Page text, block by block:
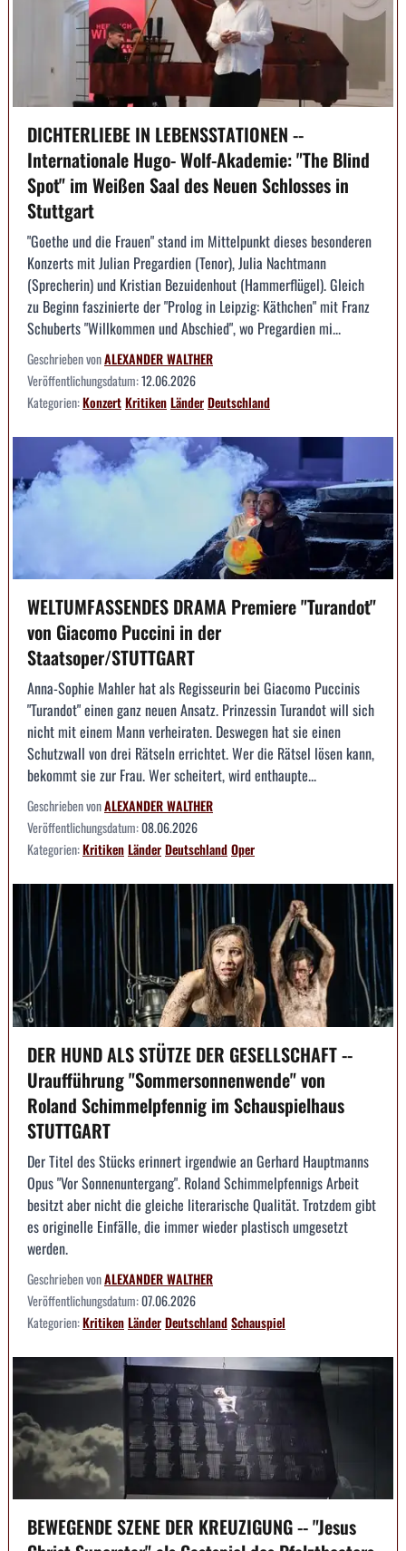
DICHTERLIEBE IN LEBENSSTATIONEN --
Internationale Hugo- Wolf-Akademie: "The Blind
Spot" im Weißen Saal des Neuen Schlosses in
Stuttgart
"Goethe und die Frauen" stand im Mittelpunkt dieses besonderen
Konzerts mit Julian Pregardien (Tenor), Julia Nachtmann
(Sprecherin) und Kristian Bezuidenhout (Hammerflügel). Gleich
zu Beginn faszinierte der "Prolog in Leipzig: Käthchen" mit Franz
Schuberts "Willkommen und Abschied", wo Pregardien mi...
Geschrieben vonALEXANDER WALTHER
Veröffentlichungsdatum:12.06.2026
Kategorien:KonzertKritikenLänderDeutschland
WELTUMFASSENDES DRAMA Premiere "Turandot"
von Giacomo Puccini in der
Staatsoper/STUTTGART
Anna-Sophie Mahler hat als Regisseurin bei Giacomo Puccinis
"Turandot" einen ganz neuen Ansatz. Prinzessin Turandot will sich
nicht mit einem Mann verheiraten. Deswegen hat sie einen
Schutzwall von drei Rätseln errichtet. Wer die Rätsel lösen kann,
bekommt sie zur Frau. Wer scheitert, wird enthaupte...
Geschrieben vonALEXANDER WALTHER
Veröffentlichungsdatum:08.06.2026
Kategorien:KritikenLänderDeutschlandOper
DER HUND ALS STÜTZE DER GESELLSCHAFT --
Uraufführung "Sommersonnenwende" von
Roland Schimmelpfennig im Schauspielhaus
STUTTGART
Der Titel des Stücks erinnert irgendwie an Gerhard Hauptmanns
Opus "Vor Sonnenuntergang". Roland Schimmelpfennigs Arbeit
besitzt aber nicht die gleiche literarische Qualität. Trotzdem gibt
es originelle Einfälle, die immer wieder plastisch umgesetzt
werden.
Geschrieben vonALEXANDER WALTHER
Veröffentlichungsdatum:07.06.2026
Kategorien:KritikenLänderDeutschlandSchauspiel
BEWEGENDE SZENE DER KREUZIGUNG -- "Jesus